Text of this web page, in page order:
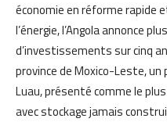
économie en réforme rapide
l’énergie, l’Angola annonce
d’investissements sur cinq
province de Moxico-Leste,
Luau, présenté comme le
avec stockage jamais